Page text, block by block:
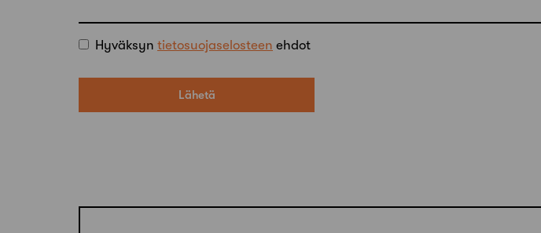
Hyväksyn tietosuojaselosteen ehdot